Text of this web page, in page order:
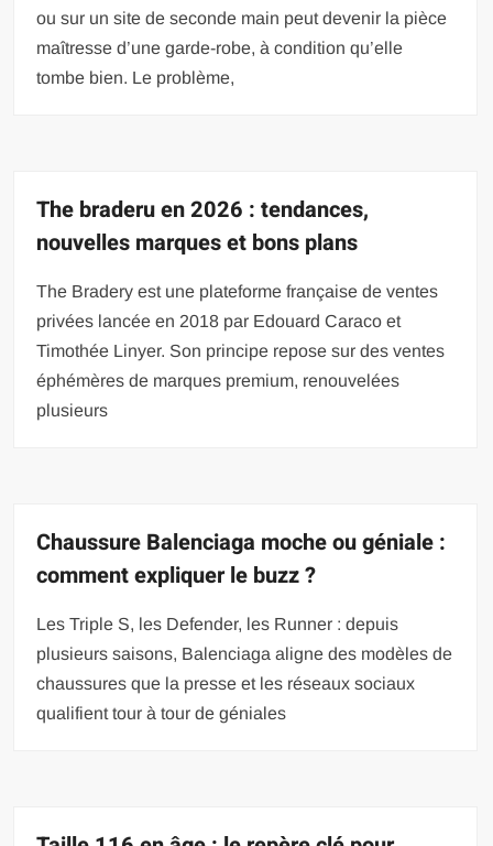
ou sur un site de seconde main peut devenir la pièce
maîtresse d’une garde-robe, à condition qu’elle
tombe bien. Le problème,
The braderu en 2026 : tendances,
nouvelles marques et bons plans
The Bradery est une plateforme française de ventes
privées lancée en 2018 par Edouard Caraco et
Timothée Linyer. Son principe repose sur des ventes
éphémères de marques premium, renouvelées
plusieurs
Chaussure Balenciaga moche ou géniale :
comment expliquer le buzz ?
Les Triple S, les Defender, les Runner : depuis
plusieurs saisons, Balenciaga aligne des modèles de
chaussures que la presse et les réseaux sociaux
qualifient tour à tour de géniales